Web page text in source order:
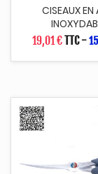
CISEAUX EN
19,01 €TTC-